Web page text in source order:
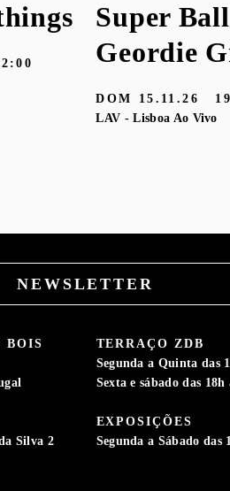
Super
Geordie
DOM 15.11.26
LAV - Lisboa Ao Vivo
NEWSLETTER
BOIS
Silva 2
TERRAÇO ZDB
Segunda a Quinta das
Sexta e sábado das 18h
EXPOSIÇÕES
Segunda a Sábado das